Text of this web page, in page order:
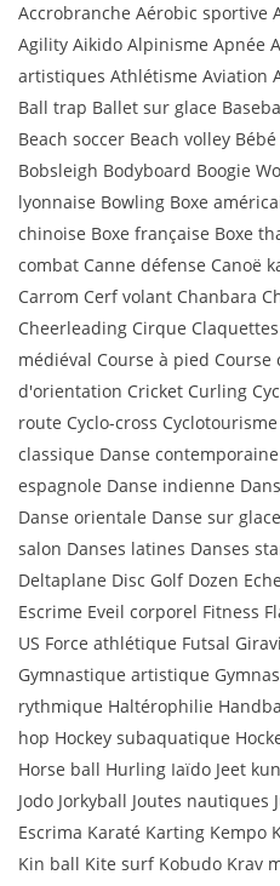
Accrobranche Aérobic sportive
Agility Aikido Alpinisme Apnée
artistiques Athlétisme Aviation
Ball trap Ballet sur glace
Beach soccer Beach volley
Bobsleigh Bodyboard Boogie
lyonnaise Bowling Boxe
chinoise Boxe française Boxe
combat Canne défense Canoë
Carrom Cerf volant Chanbara
Cheerleading Cirque
médiéval Course à pied Course
d'orientation Cricket Curling
route Cyclo-cross
classique Danse
espagnole Danse indienne
Danse orientale Danse sur
salon Danses latines Danses
Deltaplane Disc Golf Dozen
Escrime Eveil corporel Fitness
US Force athlétique Futsal
Gymnastique artistique
rythmique Haltérophilie
hop Hockey subaquatique
Horse ball Hurling Iaïdo Jeet
Jodo Jorkyball Joutes
Escrima Karaté Karting Kempo
Kin ball Kite surf Kobudo Krav